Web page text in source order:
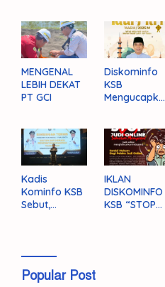
MENGENAL
LEBIH DEKAT
PT GCI
Diskominfo
KSB
Mengucapka
Idul Fitri 1446
H/2025 M
Kadis
Kominfo KSB
Sebut,
IKLAN
DISKOMINFO
KSB “STOP
Popular Post